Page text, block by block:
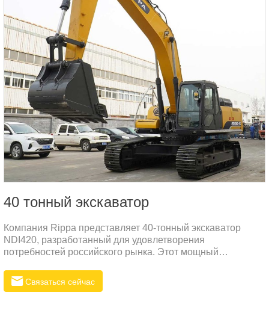
40 тонный экскаватор
Компания Rippa представляет 40-тонный экскаватор
NDI420, разработанный для удовлетворения
потребностей российского рынка. Этот мощный
строительных и земляных работ.
Связаться сейчас